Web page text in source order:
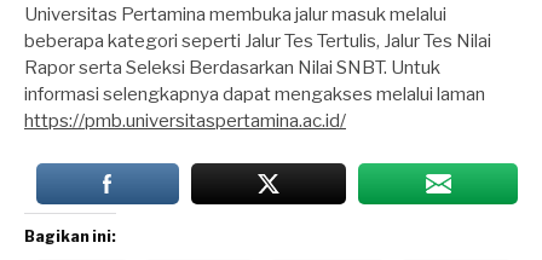
Universitas Pertamina membuka jalur masuk melalui
beberapa kategori seperti Jalur Tes Tertulis, Jalur Tes Nilai
Rapor serta Seleksi Berdasarkan Nilai SNBT. Untuk
informasi selengkapnya dapat mengakses melalui laman
https://pmb.universitaspertamina.ac.id/
Bagikan ini: